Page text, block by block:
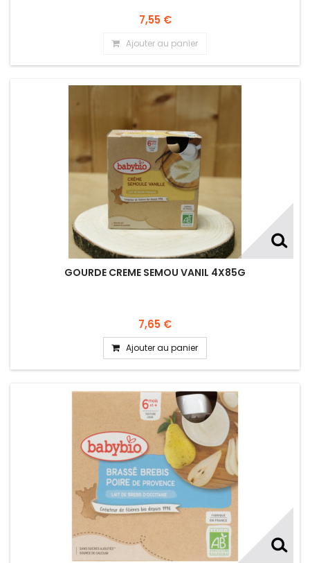
7,55 €
Ajouter au panier
GOURDE CREME SEMOU VANIL 4X85G
7,65 €
Ajouter au panier